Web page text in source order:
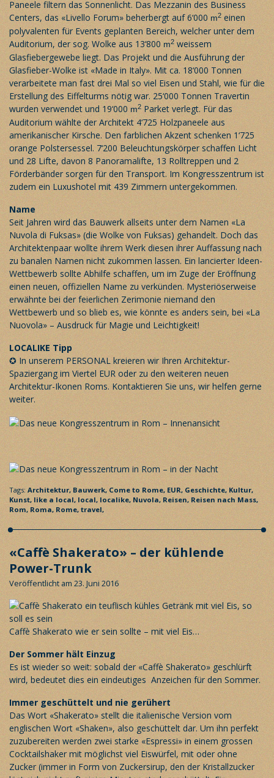
Paneele filtern das Sonnenlicht. Das Mezzanin des Business
Centers, das «Livello Forum» beherbergt auf 6‘000 m2 einen
polyvalenten für Events geplanten Bereich, welcher unter dem
Auditorium, der sog. Wolke aus 13‘800 m2 weissem
Glasfiebergewebe liegt. Das Projekt und die Ausführung der
Glasfieber-Wolke ist «Made in Italy». Mit ca. 18‘000 Tonnen
verarbeitete man fast drei Mal so viel Eisen und Stahl, wie für die
Erstellung des Eiffelturms nötig war. 25‘000 Tonnen Travertin
wurden verwendet und 19‘000 m2 Parket verlegt. Für das
Auditorium wählte der Architekt 4‘725 Holzpaneele aus
amerikanischer Kirsche. Den farblichen Akzent schenken 1‘725
orange Polstersessel. 7‘200 Beleuchtungskörper schaffen Licht
und 28 Lifte, davon 8 Panoramalifte, 13 Rolltreppen und 2
Förderbänder sorgen für den Transport. Im Kongresszentrum ist
zudem ein Luxushotel mit 439 Zimmern untergekommen.
Name
Seit Jahren wird das Bauwerk allseits unter dem Namen «La
Nuvola di Fuksas» (die Wolke von Fuksas) gehandelt. Doch das
Architektenpaar wollte ihrem Werk diesen ihrer Auffassung nach
zu banalen Namen nicht zukommen lassen. Ein lancierter Ideen-
Wettbewerb sollte Abhilfe schaffen, um im Zuge der Eröffnung
einen neuen, offiziellen Name zu verkünden. Mysteriöserweise
erwähnte bei der feierlichen Zerimonie niemand den
Wettbewerb und so blieb es, wie könnte es anders sein, bei «La
Nuovola» – Ausdruck für Magie und Leichtigkeit!
LOCALIKE Tipp
✪ In unserem PERSONAL kreieren wir Ihren Architektur-
Spaziergang im Viertel EUR oder zu den weiteren neuen
Architektur-Ikonen Roms. Kontaktieren Sie uns, wir helfen gerne
weiter.
Tags: Architektur, Bauwerk, Come to Rome, EUR, Geschichte, Kultur,
Kunst, like a local, local, localike, Nuvola, Reisen, Reisen nach Mass,
Rom, Roma, Rome, travel,
«Caffè Shakerato» – der kühlende
Power-Trunk
Veröffentlicht am 23. Juni 2016
Caffè Shakerato wie er sein sollte – mit viel Eis…
Der Sommer hält Einzug
Es ist wieder so weit: sobald der «Caffè Shakerato» geschlürft
wird, bedeutet dies ein eindeutiges Anzeichen für den Sommer.
Immer geschüttelt und nie gerühert
Das Wort «Shakerato» stellt die italienische Version vom
englischen Wort «Shaken», also geschüttelt dar. Um ihn perfekt
zuzubereiten werden zwei starke «Espressi» in einem grossen
Cocktailshaker mit möglichst viel Eiswürfel, mit oder ohne
Zucker (immer in Form von Zuckersirup, den der Kristallzucker